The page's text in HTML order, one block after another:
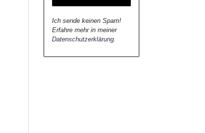
Ich sende keinen Spam!
Erfahre mehr in meiner
Datenschutzerklärung.